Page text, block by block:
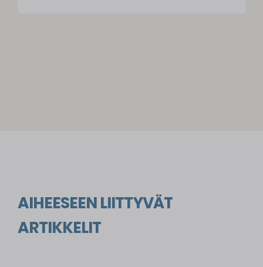
AIHEESEEN LIITTYVÄT
ARTIKKELIT